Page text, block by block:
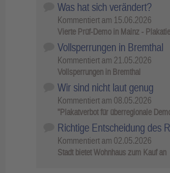
Was hat sich verändert?
Kommentiert am 15.06.2026
Vierte Prüf-Demo in Mainz -
Vollsperrungen in Bremthal
Kommentiert am 21.05.2026
Vollsperrungen in Bremthal
Wir sind nicht laut genug
Kommentiert am 08.05.2026
"Plakatverbot für überregionale
Richtige Entscheidung des
Kommentiert am 02.05.2026
Stadt bietet Wohnhaus zum Kauf an